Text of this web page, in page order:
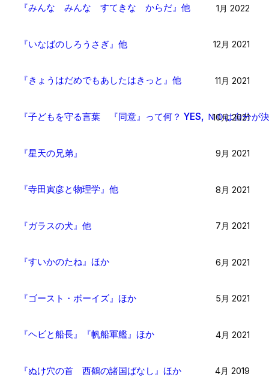
『みんな みんな すてきな からだ』他 1月 2022
『いなばのしろうさぎ』他 12月 2021
『きょうはだめでもあしたはきっと』他 11月 2021
『子どもを守る言葉 『同意』って何？ YES, ＮＯは自分が
10月 2021
『星天の兄弟』 9月 2021
『寺田寅彦と物理学』他 8月 2021
『ガラスの犬』他 7月 2021
『すいかのたね』ほか 6月 2021
『ゴースト・ボーイズ』ほか 5月 2021
『ヘビと船長』『帆船軍艦』ほか 4月 2021
『ぬけ穴の首 西鶴の諸国ばなし』ほか 4月 2019